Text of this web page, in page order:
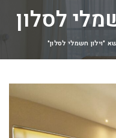
לסלון
"וילון חשמלי לסלון"